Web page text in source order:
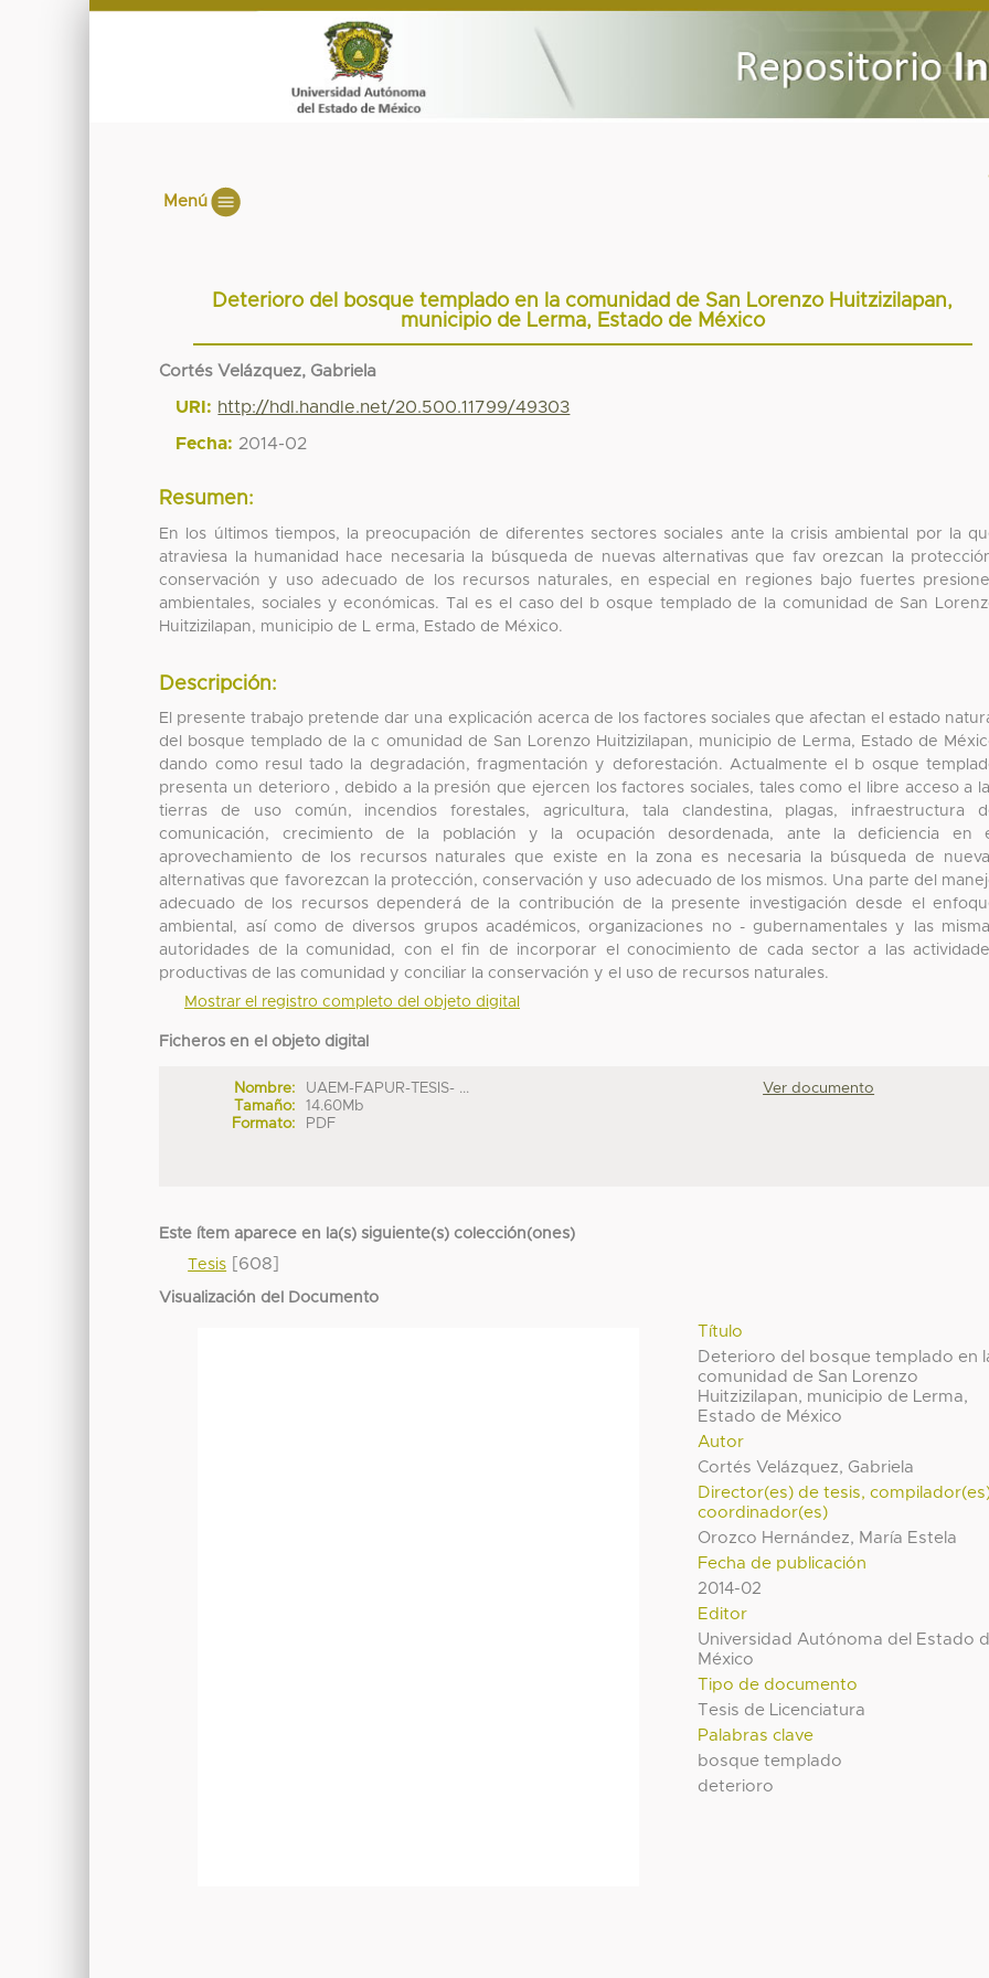
Menú
Deterioro del bosque templado en la comunidad de San Lorenzo Huitzizilapan,
municipio de Lerma, Estado de México
Cortés Velázquez, Gabriela
URI: http://hdl.handle.net/20.500.11799/49303
Fecha: 2014-02
Resumen:
En los últimos tiempos, la preocupación de diferentes sectores sociales ante la crisis ambiental por la
atraviesa la humanidad hace necesaria la búsqueda de nuevas alternativas que fav orezcan la
conservación y uso adecuado de los recursos naturales, en especial en regiones bajo fuertes
ambientales, sociales y económicas. Tal es el caso del b osque templado de la comunidad de San
Huitzizilapan, municipio de L erma, Estado de México.
Descripción:
El presente trabajo pretende dar una explicación acerca de los factores sociales que afectan el estado
del bosque templado de la c omunidad de San Lorenzo Huitzizilapan, municipio de Lerma, Estado de
dando como resul tado la degradación, fragmentación y deforestación. Actualmente el b osque
presenta un deterioro , debido a la presión que ejercen los factores sociales, tales como el libre acceso a
tierras de uso común, incendios forestales, agricultura, tala clandestina, plagas, infraestructura
comunicación, crecimiento de la población y la ocupación desordenada, ante la deficiencia en
aprovechamiento de los recursos naturales que existe en la zona es necesaria la búsqueda de
alternativas que favorezcan la protección, conservación y uso adecuado de los mismos. Una parte del
adecuado de los recursos dependerá de la contribución de la presente investigación desde el
ambiental, así como de diversos grupos académicos, organizaciones no - gubernamentales y las
autoridades de la comunidad, con el fin de incorporar el conocimiento de cada sector a las
productivas de las comunidad y conciliar la conservación y el uso de recursos naturales.
Mostrar el registro completo del objeto digital
Ficheros en el objeto digital
Nombre:
UAEM-FAPUR-TESIS- ...
Tamaño:
14.60Mb
Formato:
PDF
Ver documento
Este ítem aparece en la(s) siguiente(s) colección(ones)
Tesis [608]
Visualización del Documento
Título
Deterioro del bosque templado en
comunidad de San Lorenzo
Huitzizilapan, municipio de Lerma,
Estado de México
Autor
Cortés Velázquez, Gabriela
Director(es) de tesis,
coordinador(es)
Orozco Hernández, María Estela
Fecha de publicación
2014-02
Editor
Universidad Autónoma del Estado
México
Tipo de documento
Tesis de Licenciatura
Palabras clave
bosque templado
deterioro